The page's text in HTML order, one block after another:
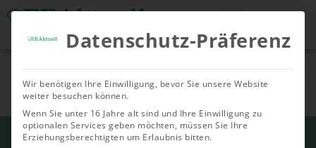
Nachhaltige
Investments
Allgemein Bioenergie
Datenschutz-Präferenz
Wir benötigen Ihre Einwilligung, bevor Sie unsere Website
weiter besuchen können.
Wenn Sie unter 16 Jahre alt sind und Ihre Einwilligung zu
optionalen Services geben möchten, müssen Sie Ihre
Erziehungsberechtigten um Erlaubnis bitten.